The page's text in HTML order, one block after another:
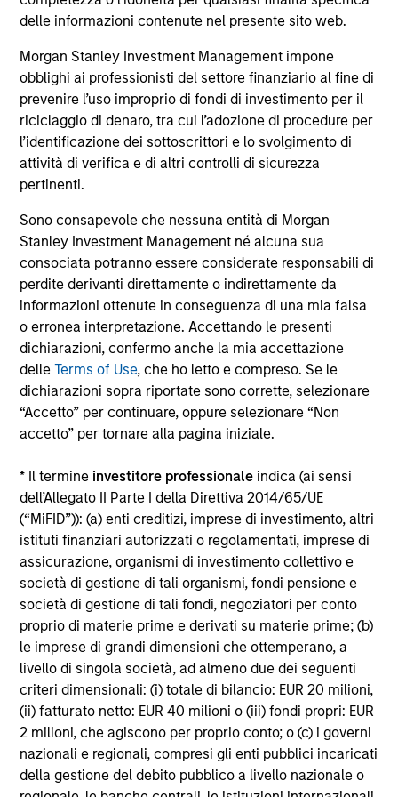
delle informazioni contenute nel presente sito web.
Morgan Stanley Investment Management impone
obblighi ai professionisti del settore finanziario al fine di
prevenire l’uso improprio di fondi di investimento per il
riciclaggio di denaro, tra cui l’adozione di procedure per
l’identificazione dei sottoscrittori e lo svolgimento di
attività di verifica e di altri controlli di sicurezza
pertinenti.
Sono consapevole che nessuna entità di Morgan
Stanley Investment Management né alcuna sua
consociata potranno essere considerate responsabili di
perdite derivanti direttamente o indirettamente da
informazioni ottenute in conseguenza di una mia falsa
o erronea interpretazione. Accettando le presenti
dichiarazioni, confermo anche la mia accettazione
delleTerms of Use, che ho letto e compreso. Se le
dichiarazioni sopra riportate sono corrette, selezionare
“Accetto” per continuare, oppure selezionare “Non
accetto” per tornare alla pagina iniziale.
* Il termine investitore professionale indica (ai sensi
dell’Allegato II Parte I della Direttiva 2014/65/UE
(“MiFID”)): (a) enti creditizi, imprese di investimento, altri
istituti finanziari autorizzati o regolamentati, imprese di
assicurazione, organismi di investimento collettivo e
società di gestione di tali organismi, fondi pensione e
società di gestione di tali fondi, negoziatori per conto
proprio di materie prime e derivati su materie prime; (b)
le imprese di grandi dimensioni che ottemperano, a
livello di singola società, ad almeno due dei seguenti
criteri dimensionali: (i) totale di bilancio: EUR 20 milioni,
(ii) fatturato netto: EUR 40 milioni o (iii) fondi propri: EUR
2 milioni, che agiscono per proprio conto; o (c) i governi
nazionali e regionali, compresi gli enti pubblici incaricati
della gestione del debito pubblico a livello nazionale o
all’emissione e al rimborso delle azioni. La fonte di tutti i
Investment Management Limited (“MSIM Ltd”).
Il valore degli investimenti e i proventi da essi derivanti
possono aumentare come diminuire e un investitore può
non
recuperare l'importo investito.
I dati di performance per i comparti con track record
inferiore a un anno non sono illustrati. Le performance sono
calcolate al netto delle commissioni. I dati di performance
da inizio anno non sono annualizzati. Le performance di
altre classi di azioni, se disponibili, potrebbero essere
diverse. Prima di investire si consiglia di valutare
attentamente gli obiettivi d’investimento, i rischi, le
commissioni e le spese del comparto.
Il ricorso alla leva aumenta i rischi: una variazione
relativamente contenuta nel valore di un investimento può
determinare una variazione molto più elevata, sia in senso
positivo che negativo, nel valore di quell’investimento e, di
conseguenza, nel valore del Comparto.
Alcuni documenti disponibili in questo sito possono
riguardare più comparti della gamma Morgan Stanley
sono disponibili in tutte le giurisdizioni e che i comparti non
sono disponibili per le persone residenti nelle giurisdizioni
in cui tale distribuzione o disponibilità sia contraria alle
leggi o ai regolamenti locali.
Più alta è la categoria (1-7), maggiore è il potenziale di
rendimento, ma anche il rischio di perdere l’investimento.
La categoria 1 non indica un investimento privo di rischio. Si
rimanda al Documento contenente informazioni chiave per
gli investitori (KIID), nella sezione Risorse, per il rating di
rischio specifico per le classi di azioni e le avvertenze.
Il Morningstar Rating™, o “star rating” viene calcolato per i
prodotti gestiti (inclusi fondi comuni, sottoconti di rendite
variabili e polizze vita variabili, exchange-traded fund, fondi
chiusi e conti separati) con uno storico minimo di tre anni.
Gli exchange-traded fund e i fondi comuni aperti sono
considerati come un’unica categoria a fini comparativi. Il
rating viene calcolato sulla base di una misura del